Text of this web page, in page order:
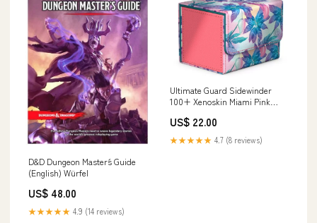
D&D Dungeon Master´s Guide
(English) Würfel
US$ 48.00
★★★★★ 4.9 (14 reviews)
Ultimate Guard Sidewinder
100+ Xenoskin Miami Pink
US$ 22.00
★★★★★ 4.7 (8 reviews)